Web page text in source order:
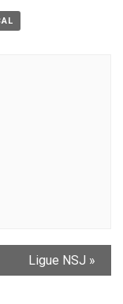
Ligue NSJ »